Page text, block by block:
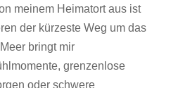
meinem Heimatort aus ist
der kürzeste Weg um das
bringt mir
grenzenlose
oder schwere